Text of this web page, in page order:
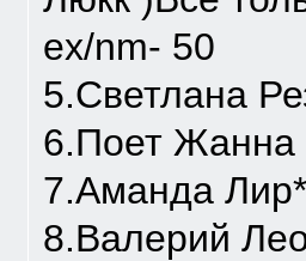
ex/nm- 50
5.Светлана
6.Поет Жанна
7.Аманда
8.Валерий